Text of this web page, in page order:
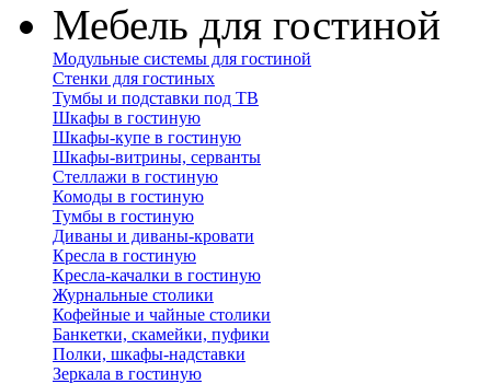
Мебель для гостиной
Модульные системы для гостиной
Стенки для гостиных
Тумбы и подставки под ТВ
Шкафы в гостиную
Шкафы-купе в гостиную
Шкафы-витрины, серванты
Стеллажи в гостиную
Комоды в гостиную
Тумбы в гостиную
Диваны и диваны-кровати
Кресла в гостиную
Кресла-качалки в гостиную
Журнальные столики
Кофейные и чайные столики
Банкетки, скамейки, пуфики
Полки, шкафы-надставки
Зеркала в гостиную